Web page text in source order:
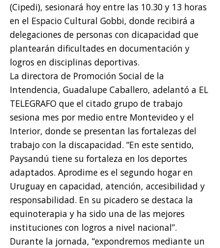
(Cipedi), sesionará hoy entre las 10.30 y 13 horas
en el Espacio Cultural Gobbi, donde recibirá a
delegaciones de personas con dicapacidad que
plantearán dificultades en documentación y
logros en disciplinas deportivas.
La directora de Promoción Social de la
Intendencia, Guadalupe Caballero, adelantó a EL
TELEGRAFO que el citado grupo de trabajo
sesiona mes por medio entre Montevideo y el
Interior, donde se presentan las fortalezas del
trabajo con la discapacidad. “En este sentido,
Paysandú tiene su fortaleza en los deportes
adaptados. Aprodime es el segundo hogar en
Uruguay en capacidad, atención, accesibilidad y
responsabilidad. En su picadero se destaca la
equinoterapia y ha sido una de las mejores
instituciones con logros a nivel nacional”.
Durante la jornada, “expondremos mediante un